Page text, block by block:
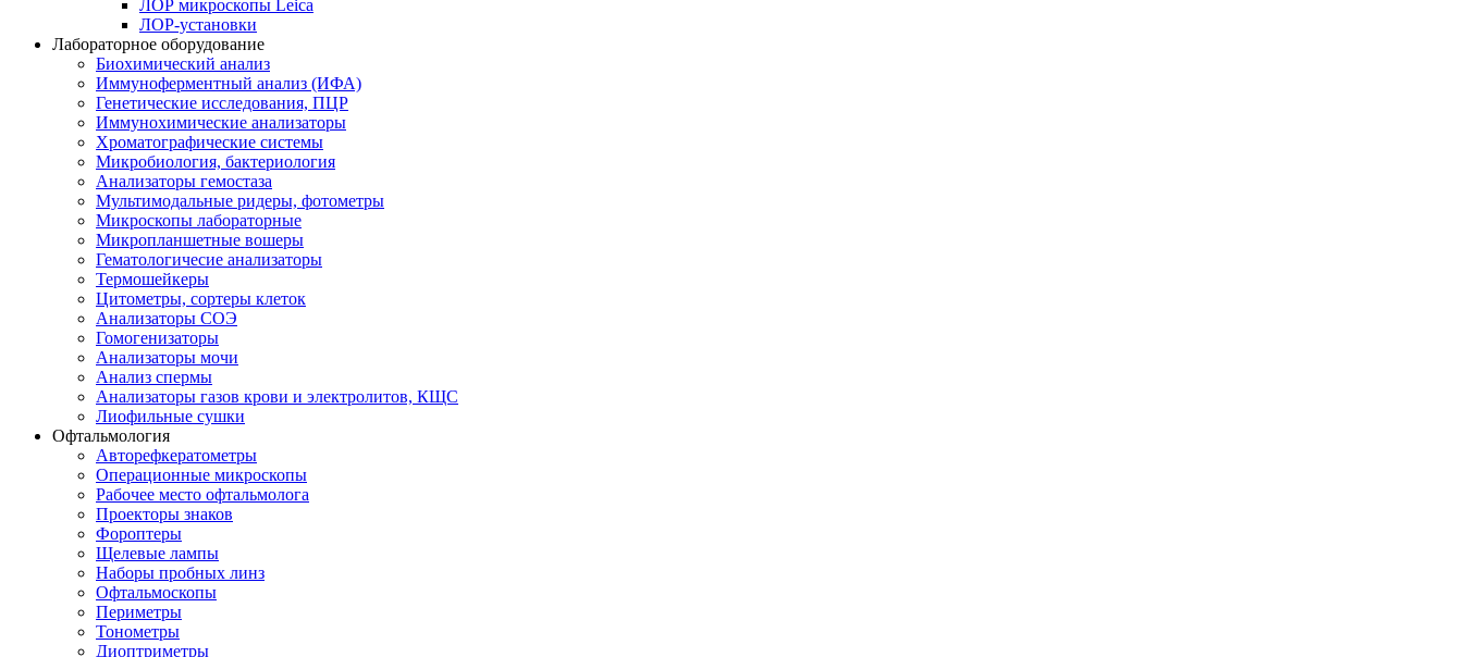
ЛОР микроскопы Leica
ЛОР-установки
Лабораторное оборудование
Биохимический анализ
Иммуноферментный анализ (ИФА)
Генетические исследования, ПЦР
Иммунохимические анализаторы
Хроматографические системы
Микробиология, бактериология
Анализаторы гемостаза
Мультимодальные ридеры, фотометры
Микроскопы лабораторные
Микропланшетные вошеры
Гематологичесие анализаторы
Термошейкеры
Цитометры, сортеры клеток
Анализаторы СОЭ
Гомогенизаторы
Анализаторы мочи
Анализ спермы
Анализаторы газов крови и электролитов, КЩС
Лиофильные сушки
Офтальмология
Авторефкератометры
Операционные микроскопы
Рабочее место офтальмолога
Проекторы знаков
Фороптеры
Щелевые лампы
Наборы пробных линз
Офтальмоскопы
Периметры
Тонометры
Диоптриметры